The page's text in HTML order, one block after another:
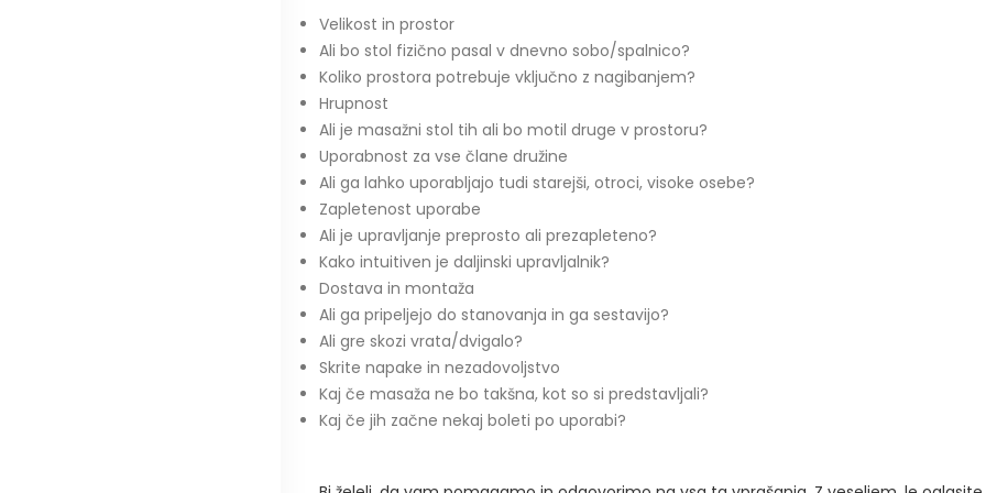
Velikost in prostor
Ali bo stol fizično pasal v dnevno sobo/spalnico?
Koliko prostora potrebuje vključno z nagibanjem?
Hrupnost
Ali je masažni stol tih ali bo motil druge v prostoru?
Uporabnost za vse člane družine
Ali ga lahko uporabljajo tudi starejši, otroci, visoke osebe?
Zapletenost uporabe
Ali je upravljanje preprosto ali prezapleteno?
Kako intuitiven je daljinski upravljalnik?
Dostava in montaža
Ali ga pripeljejo do stanovanja in ga sestavijo?
Ali gre skozi vrata/dvigalo?
Skrite napake in nezadovoljstvo
Kaj če masaža ne bo takšna, kot so si predstavljali?
Kaj če jih začne nekaj boleti po uporabi?